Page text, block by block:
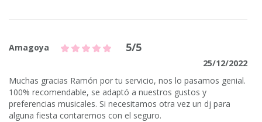
Amagoya 5/5
25/12/2022
Muchas gracias Ramón por tu servicio, nos lo pasamos genial.
100% recomendable, se adaptó a nuestros gustos y
preferencias musicales. Si necesitamos otra vez un dj para
alguna fiesta contaremos con el seguro.